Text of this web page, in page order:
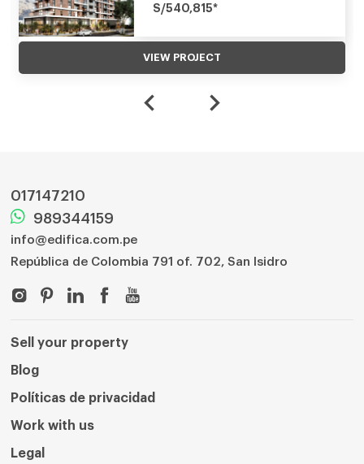
S/540,815*
VIEW PROJECT
017147210
989344159
info@edifica.com.pe
República de Colombia 791 of. 702, San Isidro
Sell ​​your property
Blog
Políticas de privacidad
Work with us
Legal